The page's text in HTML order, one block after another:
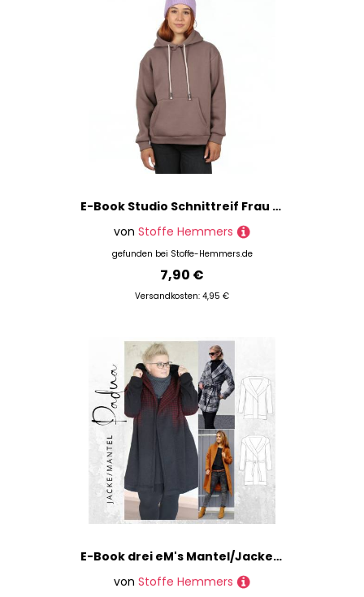
E-Book Studio Schnittreif Frau Jona Damenhoodie
von Stoffe Hemmers
gefunden bei Stoffe-Hemmers.de
7,90 €
Versandkosten: 4,95 €
E-Book drei eM's Mantel/Jacke PADUA
von Stoffe Hemmers